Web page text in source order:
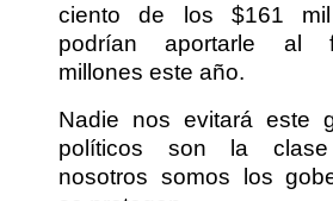
ciento de los $161
podrían aportarle al
millones este año.
Nadie nos evitará este
políticos son la clase
nosotros somos los